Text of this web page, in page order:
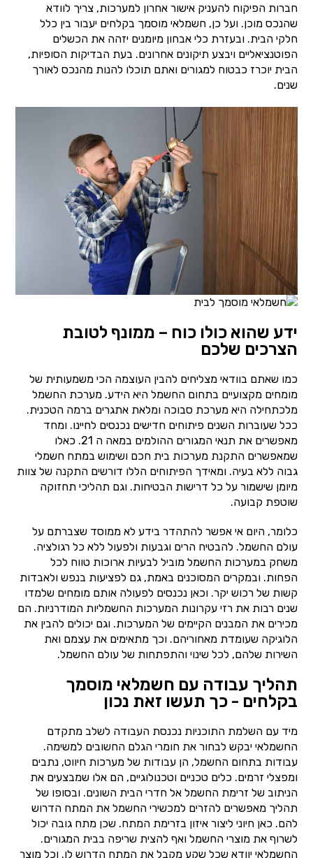
חברות הפיקוח להעניק אישור אחרון למערכות, צריך לוודא
שהנכס מוכן. ועל כן, חשמלאי מוסמך בקלחים יעבור בין כלל
חלקי הבית. ובעזרת כלי אבחון מיומנים יזהה את הכשלים
הפוטנציאליים ויבצע תיקונים אחרונים. בעת הבדיקות הסופיות,
הבית יוכרז כבטוח למגורים ואתם תוכלו להנות מהנכס לאורך
שנים.
ידע שהוא כולו כוח – ממונף לטובת
הצרכים שלכם
כמו שאתם בוודאי מצליחים להבין העוצמה הכי משמעותית של
מומחים מקצועיים בתחום החשמל היא הידע. מערכת החשמל
מלכתחילה היא מערכת סבוכה ומלאת אתגרים ברמה הטכנית.
ככל שעוברות השנים פיתוחים חדישים נכנסים לחיינו. ומחד
מאפשרים את תנאי המגורים ההולמים במאה ה 21. כאלו
שמאפשרים התקנת מערכות בית חכם ושימוש במתח חשמלי
גבוה ללא בעיה. ומאידך הפיתוחים הללו דורשים התקנה של צוות
מיומן שישמור על כל דרישות הבטיחות. וגם תהליכי תחזוקה
שוטפת קבועה.
כלומר, היום אי אפשר להתהדר בידע לא ממוסד שצברתם על
עולם החשמל. להבטיח הרים וגבעות ולפעול ללא כל רגולציה.
משחק במערכות החשמל מוביל לבעיות ארוכות טווח לכל
הפחות. ובמקרים המסוכנים באמת, גם לפציעות בנפש ולאבדות
קשות של רכוש יקר. וכאן נכנסים לפעולה אותם מומחים שלמדו
שנים רבות את רזי עקרונות המערכות החשמליות המודרניות. הם
מכירים את המבנים הקיימים של המערכות. וגם יכולים להבין את
הלוגיקה שעומדת מאחוריהם. וכך מתאימים את עצמם ואת
השירות שלהם, לכל שינוי והתפתחות של עולם החשמל.
תהליך עבודה עם חשמלאי מוסמך
בקלחים - כך תעשו זאת נכון
מיד עם השלמת התוכניות נכנסת העבודה לשלב מתקדם
החשמלאי יבקש לבחור את חומרי הגלם החשובים למשימה.
עבודות בתחום החשמל, הן עבודות של מערכות חיווט, נתבים
ומפצלי זרמים. כלים טכניים וטכנולוגיים, הם אלו שמבצעים את
הניתוב של זרימת החשמל אל חדרי הבית השונים. ובסופו של
תהליך מאפשרים להזרים למכשירי החשמל את המתח הדרוש
להם. כאן חיוני ליצור איזון בזרימת המתח. שכן מתח גובה יכול
לשרוף את מוצרי החשמל ואף להצית שריפה בבית המגורים.
החשמלאי יוודא שכל שקע מקבל את המתח הדרוש לו. וכל מוצר